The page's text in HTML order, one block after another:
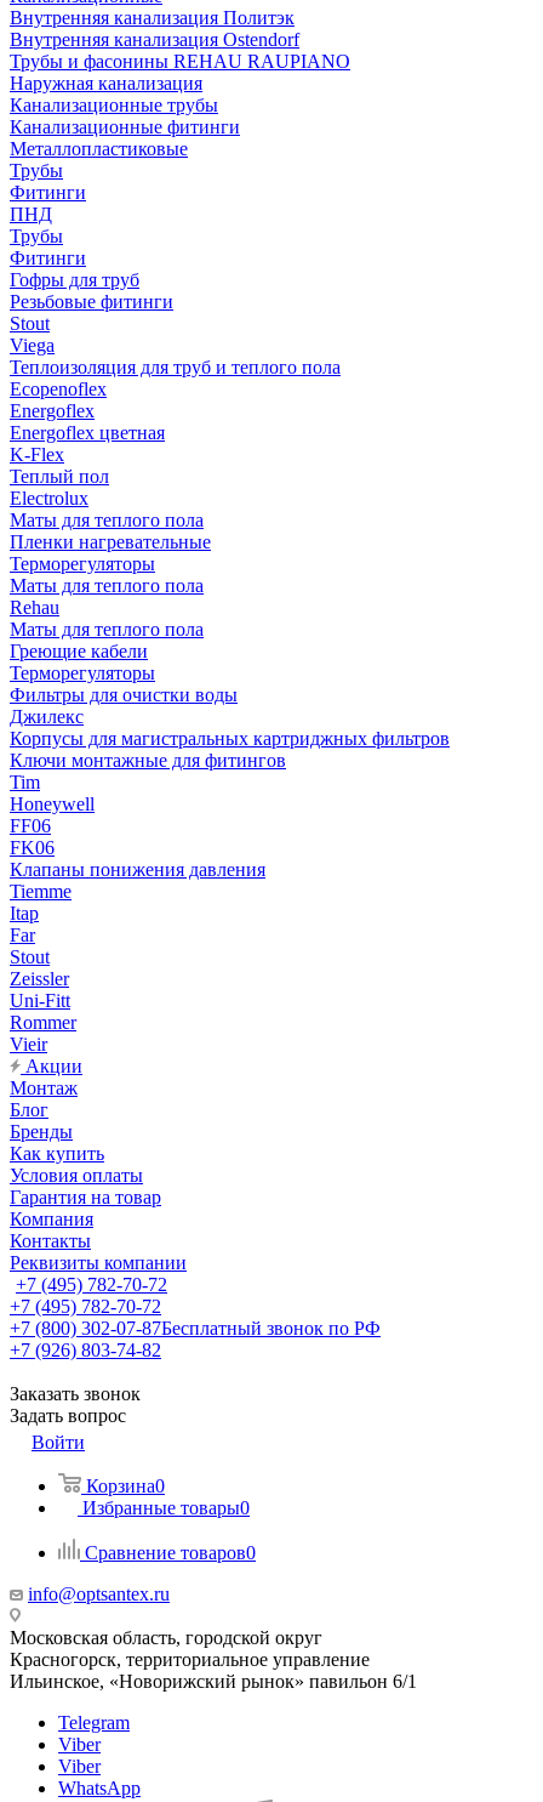
Внутренняя канализация Политэк
Внутренняя канализация Ostendorf
Трубы и фасонины REHAU RAUPIANO
Наружная канализация
Канализационные трубы
Канализационные фитинги
Металлопластиковые
Трубы
Фитинги
ПНД
Трубы
Фитинги
Гофры для труб
Резьбовые фитинги
Stout
Viega
Теплоизоляция для труб и теплого пола
Ecopenoflex
Energoflex
Energoflex цветная
K-Flex
Теплый пол
Electrolux
Маты для теплого пола
Пленки нагревательные
Терморегуляторы
Маты для теплого пола
Rehau
Маты для теплого пола
Греющие кабели
Терморегуляторы
Фильтры для очистки воды
Джилекс
Корпусы для магистральных картриджных фильтров
Ключи монтажные для фитингов
Tim
Honeywell
FF06
FK06
Клапаны понижения давления
Tiemme
Itap
Far
Stout
Zeissler
Uni-Fitt
Rommer
Vieir
Акции
Монтаж
Блог
Бренды
Как купить
Условия оплаты
Гарантия на товар
Компания
Контакты
Реквизиты компании
+7 (495) 782-70-72
+7 (495) 782-70-72
+7 (800) 302-07-87Бесплатный звонок по РФ
+7 (926) 803-74-82
Заказать звонок
Задать вопрос
Войти
Корзина0
Избранные товары0
Сравнение товаров0
info@optsantex.ru
Московская область, городской округ
Красногорск, территориальное управление
Ильинское, «Новорижский рынок» павильон 6/1
Telegram
Viber
Viber
WhatsApp